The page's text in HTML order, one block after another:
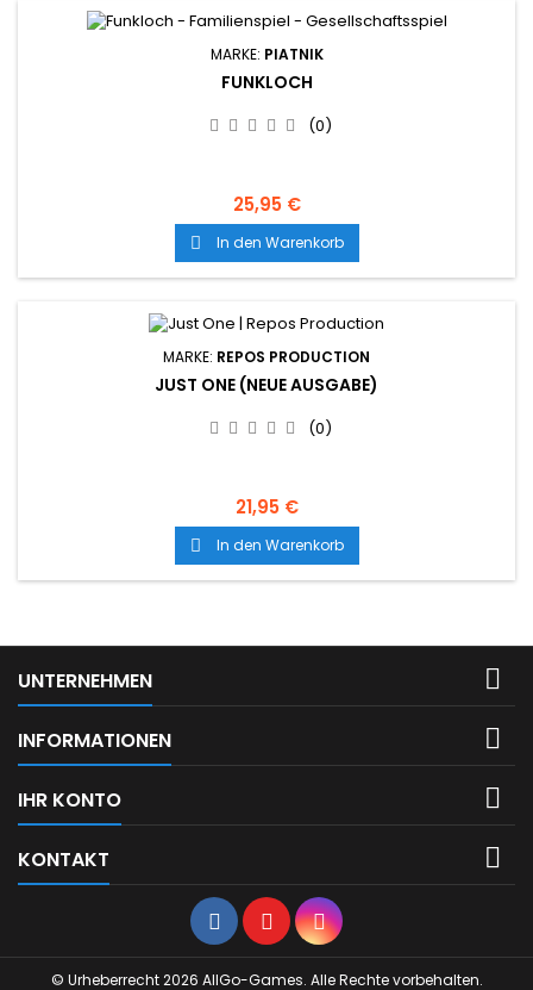
MARKE: PIATNIK
FUNKLOCH
(0)
25,95 €
 In den Warenkorb
MARKE: REPOS PRODUCTION
JUST ONE (NEUE AUSGABE)
(0)
21,95 €
 In den Warenkorb
UNTERNEHMEN 
INFORMATIONEN 
IHR KONTO 
KONTAKT 
Facebook
YouTubeInstagram
© Urheberrecht 2026 AllGo-Games. Alle Rechte vorbehalten.